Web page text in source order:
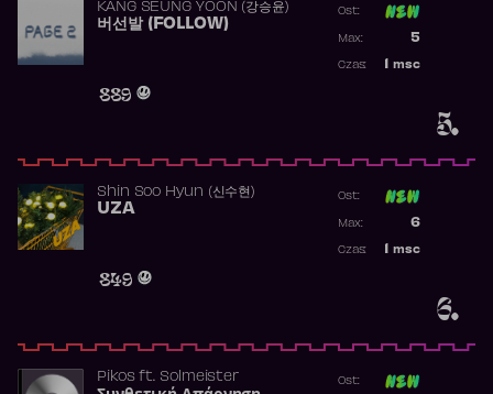
5.
KANG SEUNG YOON (강승윤)
버선발 (FOLLOW)
889
Ost:
5
Max:
msc
Czas:
6.
Shin Soo Hyun (신수현)
UZA
849
Ost:
6
Max:
msc
Czas:
Pikosft. Solmeister Ost: